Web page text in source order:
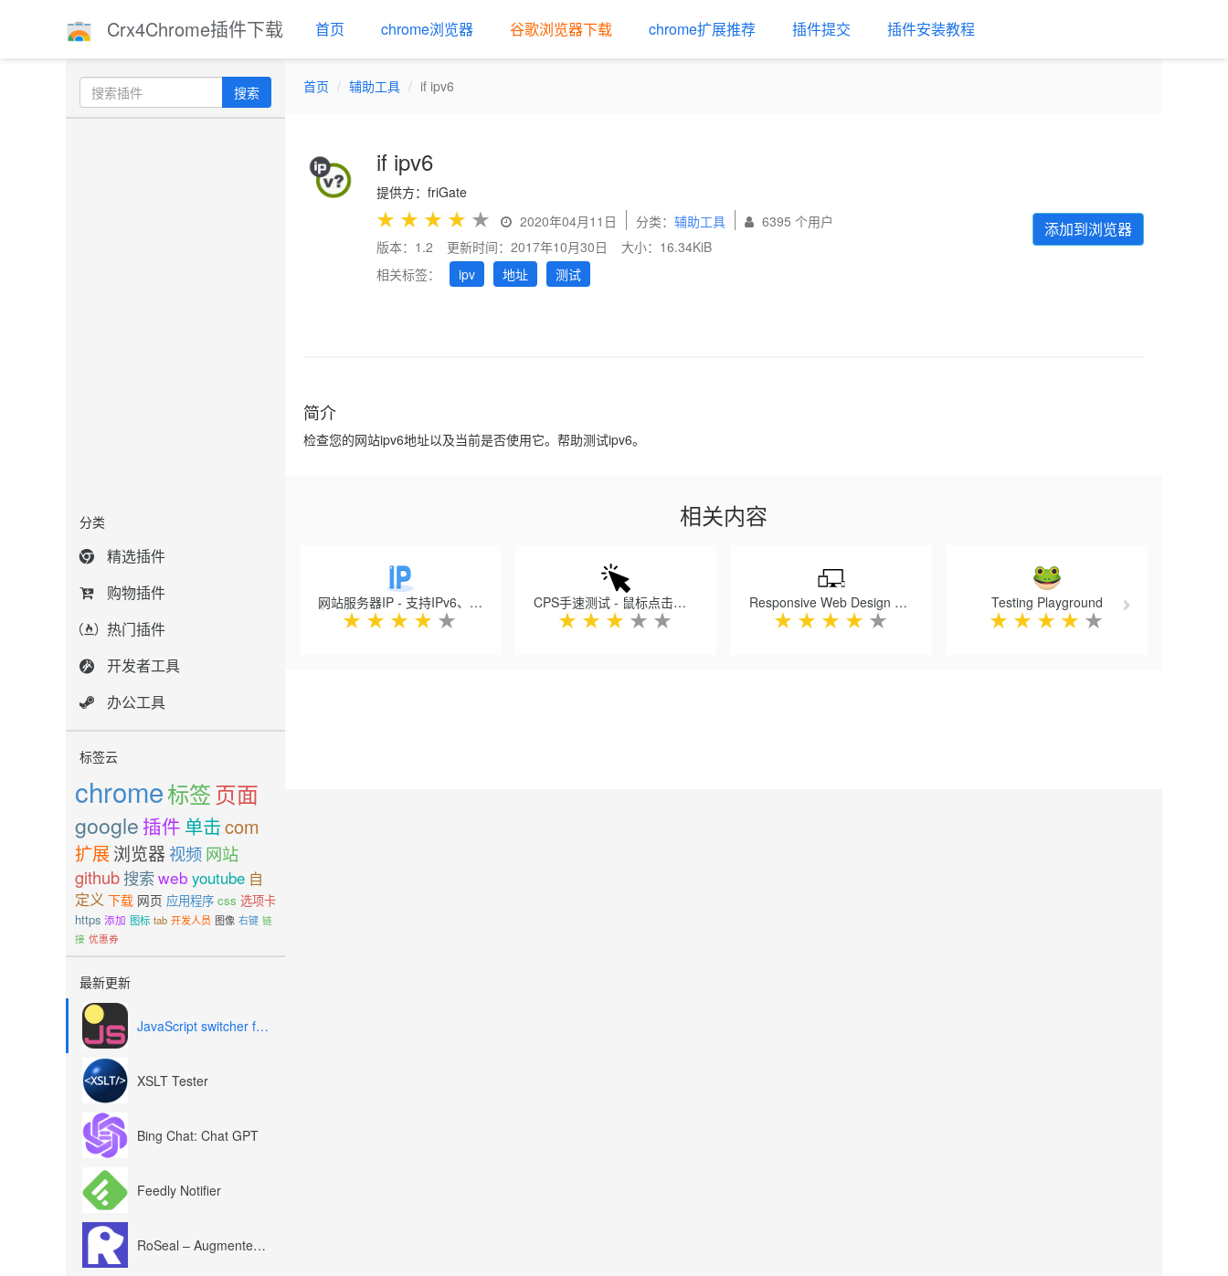
Crx4Chrome插件下载 首页 chrome浏览器 谷歌浏览器下载 chrome扩展推荐 插件提交 插件安装教程
搜索
分类
精选插件
购物插件
热门插件
开发者工具
办公工具
标签云
chrome标签页面
google 插件 单击com
扩展浏览器 视频网站
github搜索web youtube 自
定义 下载 网页 应用程序 css 选项卡
https 添加 图标 tab 开发人员 图像 右键 链
接 优惠券
最新更新
JavaScript switcher for SEO and development
XSLT Tester
Bing Chat: Chat GPT
Feedly Notifier
RoSeal – Augmented Roblox Experience
首页 辅助工具 if ipv6
if ipv6
提供方：friGate
★ ★ ★ ★ ★ 2020年04月11日 分类： 辅助工具
6395 个用户
版本：1.2
更新时间：2017年10月30日
大小：16.34KiB
相关标签：
ipv 地址 测试
添加到浏览器
简介
检查您的网站ipv6地址以及当前是否使用它。帮助测试ipv6。
相关内容
网站服务器IP - 支持IPv6、复制、更换位置、全屏隐藏
★ ★ ★ ★ ★
CPS手速测试 - 鼠标点击速度测试
★ ★ ★ ★ ★
Responsive Web Design Tester
★ ★ ★ ★ ★
Testing Playground
★ ★ ★ ★ ★